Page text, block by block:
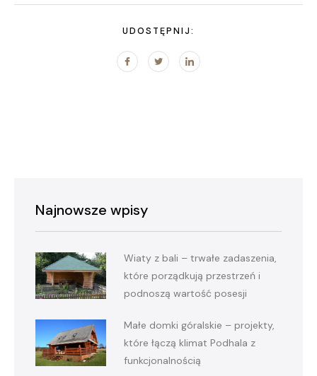
UDOSTĘPNIJ:
Najnowsze wpisy
Wiaty z bali – trwałe zadaszenia,
które porządkują przestrzeń i
podnoszą wartość posesji
Małe domki góralskie – projekty,
które łączą klimat Podhala z
funkcjonalnością